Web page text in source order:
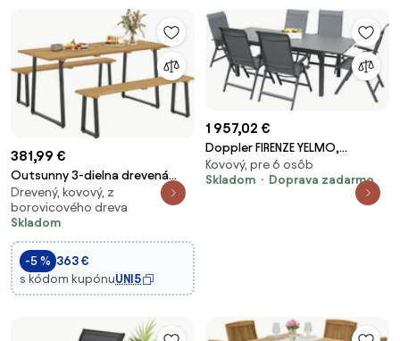
381,99 €
Outsunny 3-dielna drevená
jedálenská súprava pre 6 osôb
s jedálenským stolom a 2
lavičkami s otvorom na slnečník
- súprava pre balkón a záhradu,
príro
Drevený, kovový, z
borovicového dreva
Skladom
-5 % 363 €
s kódom kupónuUNI5
1 957,02 €
Doppler FIRENZE YELMO,
polohovacie kreslá, 6+1
Kovový, pre 6 osôb
Skladom
Doprava zadarmo